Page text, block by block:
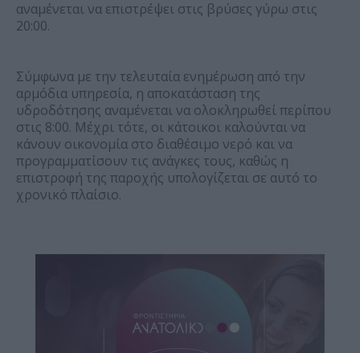
αναμένεται να επιστρέψει στις βρύσες γύρω στις
20:00.
Σύμφωνα με την τελευταία ενημέρωση από την
αρμόδια υπηρεσία, η αποκατάσταση της
υδροδότησης αναμένεται να ολοκληρωθεί περίπου
στις 8:00. Μέχρι τότε, οι κάτοικοι καλούνται να
κάνουν οικονομία στο διαθέσιμο νερό και να
προγραμματίσουν τις ανάγκες τους, καθώς η
επιστροφή της παροχής υπολογίζεται σε αυτό το
χρονικό πλαίσιο.